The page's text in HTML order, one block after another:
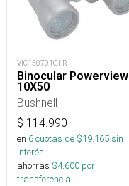
VIC150701GI-R
Binocular Powerview
10X50
Bushnell
$ 114.990
en 6cuotas de $19.165sin
interés
ahorras $4.600 por
transferencia.